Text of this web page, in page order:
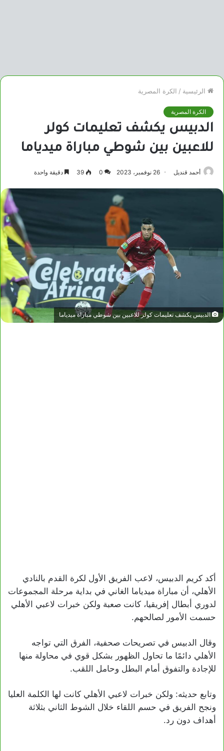
الرئيسية / الكرة المصرية
الكرة المصرية
الدبيس يكشف تعليمات كولر
للاعبين بين شوطي مباراة ميدياما
أحمد قنديل 26 نوفمبر، 2023 0
39 دقيقة واحدة
الدبيس يكشف تعليمات كولر للاعبين بين شوطي مباراة ميدياما
أكد كريم الدبيس، لاعب الفريق الأول لكرة القدم بالنادي
الأهلي، أن مباراة ميدياما الغاني في بداية مرحلة المجموعات
لدوري أبطال إفريقيا، كانت صعبة ولكن خبرات لاعبي الأهلي
حسمت الأمور لصالحهم.
وقال الدبيس في تصريحات صحفية، الفرق التي تواجه
الأهلي دائمًا ما تحاول الظهور بشكل قوي في محاولة منها
للإجادة والتفوق أمام البطل وحامل اللقب.
وتابع حديثه: ولكن خبرات لاعبي الأهلي كانت لها الكلمة العليا
ونجح الفريق في حسم اللقاء خلال الشوط الثاني بثلاثة
أهداف دون رد.